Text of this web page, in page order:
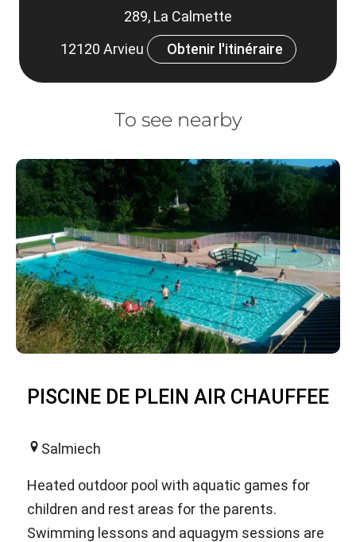
289, La Calmette
12120 Arvieu
Obtenir l'itinéraire
To see nearby
PISCINE DE PLEIN AIR CHAUFFEE
Salmiech
Heated outdoor pool with aquatic games for
children and rest areas for the parents.
Swimming lessons and aquagym sessions are